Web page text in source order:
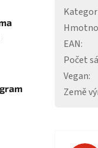
EAN:
Počet
Vegan:
Země